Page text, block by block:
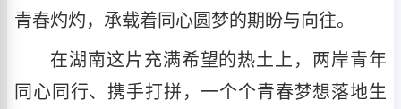
青春灼灼，承载着同心圆梦的期盼与向往。
在湖南这片充满希望的热土上，两岸青年
同心同行、携手打拼，一个个青春梦想落地生